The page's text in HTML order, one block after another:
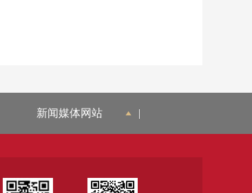
新闻媒体网站 |